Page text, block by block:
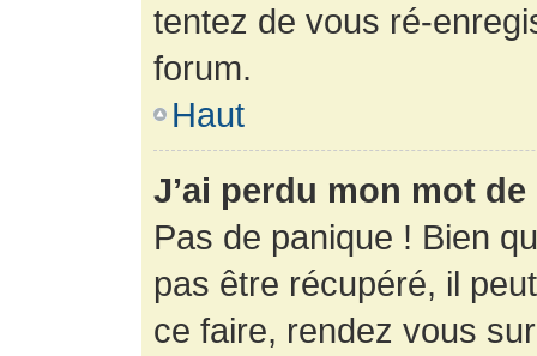
tentez de vous ré-
forum.
Haut
J’ai perdu mon mot
Pas de panique ! Bien
pas être récupéré, il
ce faire, rendez vous